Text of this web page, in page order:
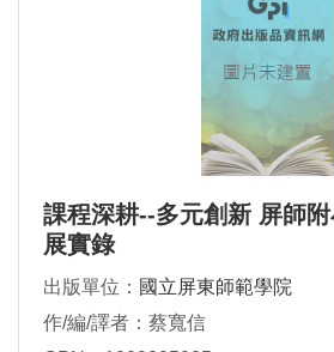
課程深耕--多元創新 屏師
展實錄
出版單位： 國立屏東師範學院
作/編/譯者：蔡寬信